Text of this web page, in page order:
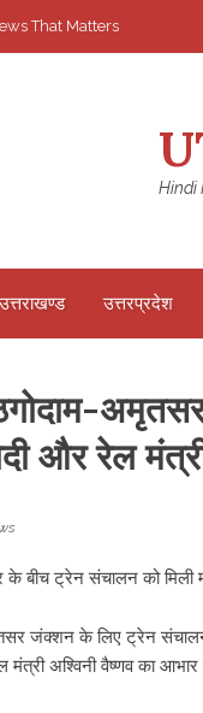
That Matters
Hindi
उत्तराखण्ड उत्तरप्रदेश
और रेल
बीच ट्रेन संचालन को मिली
जंक्शन के लिए ट्रेन संचालन
मंत्री अश्विनी वैष्णव का